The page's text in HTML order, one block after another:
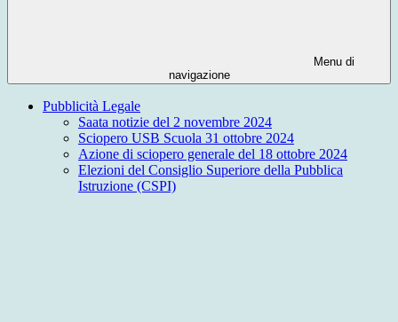
Menu di
navigazione
Pubblicità Legale
Saata notizie del 2 novembre 2024
Sciopero USB Scuola 31 ottobre 2024
Azione di sciopero generale del 18 ottobre 2024
Elezioni del Consiglio Superiore della Pubblica
Istruzione (CSPI)